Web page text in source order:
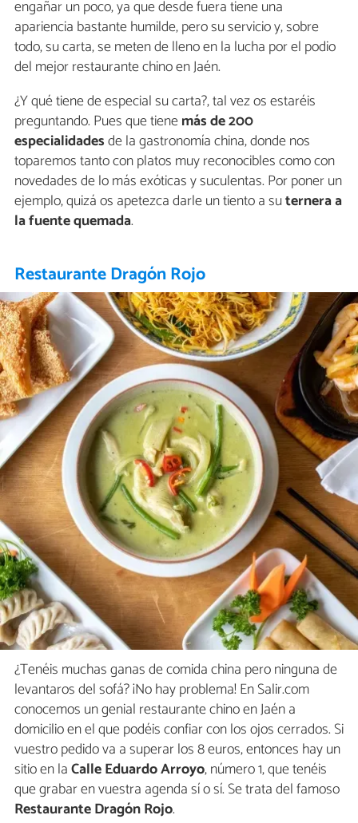
engañar un poco, ya que desde fuera tiene una
apariencia bastante humilde, pero su servicio y, sobre
todo, su carta, se meten de lleno en la lucha por el podio
del mejor restaurante chino en Jaén.
¿Y qué tiene de especial su carta?, tal vez os estaréis
preguntando. Pues que tienemás de 200
especialidadesde la gastronomía china, donde nos
toparemos tanto con platos muy reconocibles como con
novedades de lo más exóticas y suculentas. Por poner un
ejemplo, quizá os apetezca darle un tiento a suternera a
la fuente quemada.
Restaurante Dragón Rojo
¿Tenéis muchas ganas de comida china pero ninguna de
levantaros del sofá? ¡No hay problema! En Salir.com
conocemos un genial restaurante chino en Jaén a
domicilio en el que podéis confiar con los ojos cerrados. Si
vuestro pedido va a superar los 8 euros, entonces hay un
sitio en laCalle Eduardo Arroyo, número 1, que tenéis
que grabar en vuestra agenda sí o sí. Se trata del famoso
Restaurante Dragón Rojo.